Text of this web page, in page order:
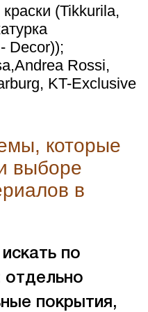
(Tikkurila,
Decor));
Rossi,
KT-Exclusive
которые
выборе
в
по
отдельно
покрытия,